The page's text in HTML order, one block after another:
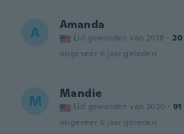
A Amanda
Lid geworden van 2018 · 20
ongeveer 6 jaar geleden
M Mandie
Lid geworden van 2020 · 91
ongeveer 6 jaar geleden